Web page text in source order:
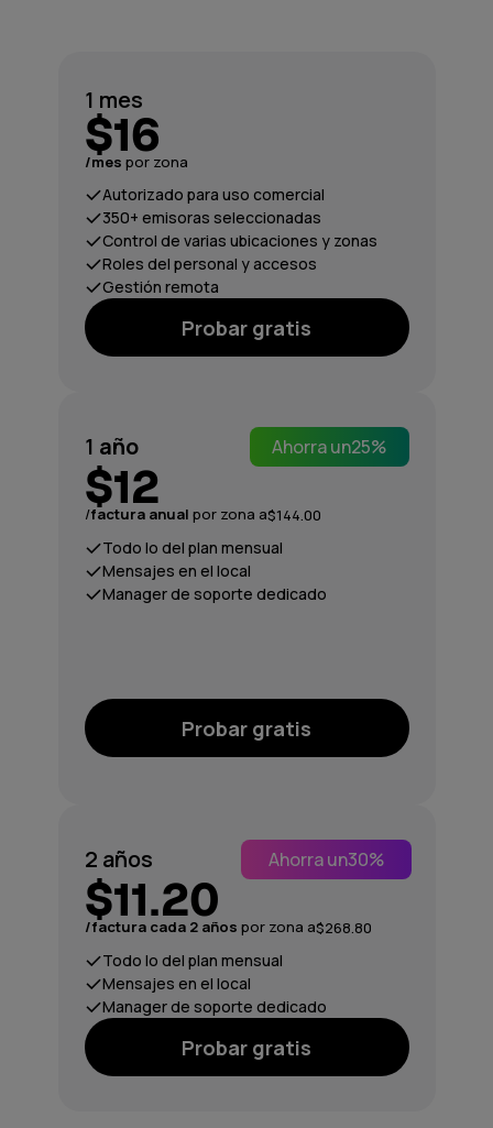
1 mes
$16
/mes por zona
Autorizado para uso comercial
350+ emisoras seleccionadas
Control de varias ubicaciones y zonas
Roles del personal y accesos
Gestión remota
Probar gratis
1 año Ahorra un25%
$12
/factura anual por zona a$144.00
Todo lo del plan mensual
Mensajes en el local
Manager de soporte dedicado
Probar gratis
2 años Ahorra un30%
$11.20
/factura cada 2 años por zona a$268.80
Todo lo del plan mensual
Mensajes en el local
Manager de soporte dedicado
Probar gratis